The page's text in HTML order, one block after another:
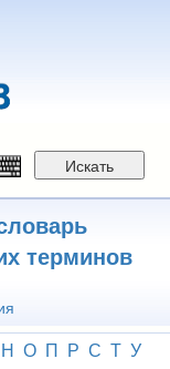
Искать
терминов
Н О П Р С Т У